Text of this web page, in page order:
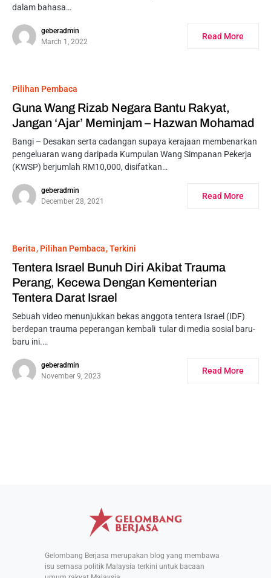
dalam bahasa…
geberadmin
March 1, 2022
Read More
Pilihan Pembaca
Guna Wang Rizab Negara Bantu Rakyat,
Jangan ‘Ajar’ Meminjam – Hazwan Mohamad
Bangi – Desakan serta cadangan supaya kerajaan membenarkan
pengeluaran wang daripada Kumpulan Wang Simpanan Pekerja
(KWSP) berjumlah RM10,000, disifatkan…
geberadmin
December 28, 2021
Read More
Berita Pilihan Pembaca Terkini
Tentera Israel Bunuh Diri Akibat Trauma
Perang, Kecewa Dengan Kementerian
Tentera Darat Israel
Sebuah video menunjukkan bekas anggota tentera Israel (IDF)
berdepan trauma peperangan kembali tular di media sosial baru-
baru ini.…
geberadmin
November 9, 2023
Read More
Gelombang Berjasa merupakan blog yang membawa
isu semasa politik Malaysia terkini untuk bacaan